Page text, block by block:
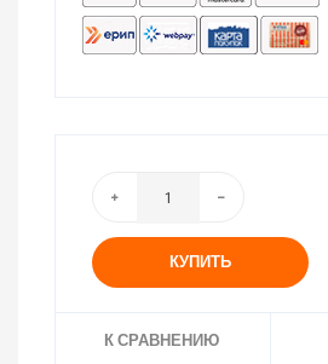
КУПИТЬ
К СРАВНЕНИЮ